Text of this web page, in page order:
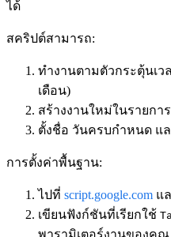
ได้
สคริปต์สามารถ:
ทำงานตามตัวกระตุ้นเว
เดือน)
สร้างงานใหม่ในรายการ
ตั้งชื่อ วันครบกำหนด แ
การตั้งค่าพื้นฐาน:
ไปที่ script.google.com แ
เขียนฟังก์ชันที่เรียกใช้
พารามิเตอร์งานของคุณ